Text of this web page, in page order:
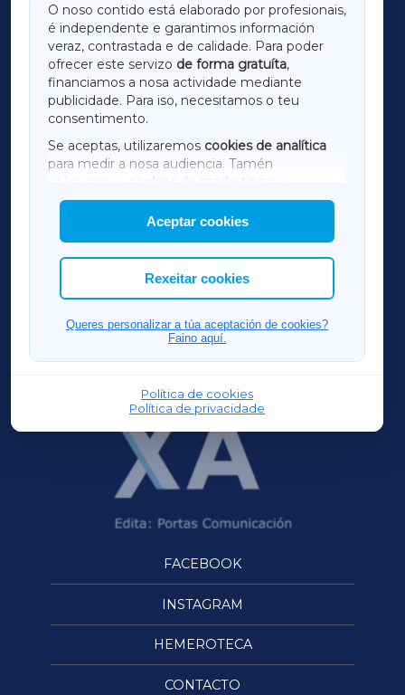
O noso contido está elaborado por profesionais,
é independente e garantimos información
veraz, contrastada e de calidade. Para poder
ofrecer este servizo de forma gratuíta,
financiamos a nosa actividade mediante
publicidade. Para iso, necesitamos o teu
consentimento.
Se aceptas, utilizaremos cookies de analítica
para medir a nosa audiencia. Tamén
utilizaremos
cookies de marketing
mostrar publicidade de terceiros.
Así mesmo, podes personalizar a elección das
cookies que desexas permitir.
Aceptar cookies
Rexeitar cookies
Queres personalizar a túa aceptación de cookies?
Faino aquí.
Política de cookies
Política de privacidade
LUGOXA
TERRACHAXA
AMARIÑAXA
RIBEIRASACRAXA
ACORUÑAXA
FERROLXA
OURENSEXA
FACEBOOK
INSTAGRAM
HEMEROTECA
CONTACTO